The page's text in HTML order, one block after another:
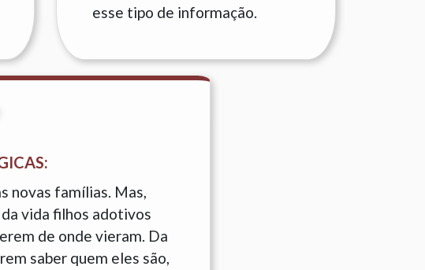
esse tipo de informação.
novas famílias. Mas,
vida filhos adotivos
de onde vieram. Da
saber quem eles são,